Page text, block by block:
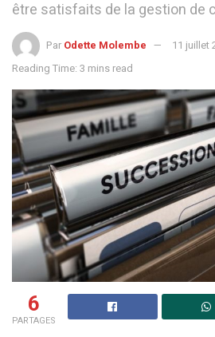
être satisfaits de la gestion de
Par Odette Molembe
11 juillet
Reading Time: 3 mins read
6
PARTAGES